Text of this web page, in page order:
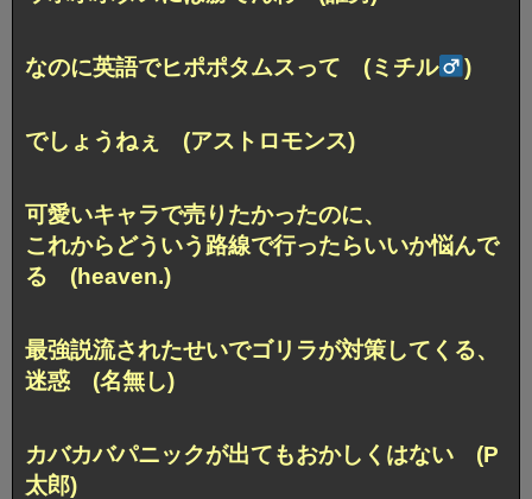
なのに英語でヒポポタムスって (ミチル )
でしょうねぇ (アストロモンス)
可愛いキャラで売りたかったのに、
これからどういう路線で行ったらいいか悩んで
る (heaven.)
最強説流されたせいでゴリラが対策してくる、
迷惑 (名無し)
カバカバパニックが出てもおかしくはない (P
太郎)